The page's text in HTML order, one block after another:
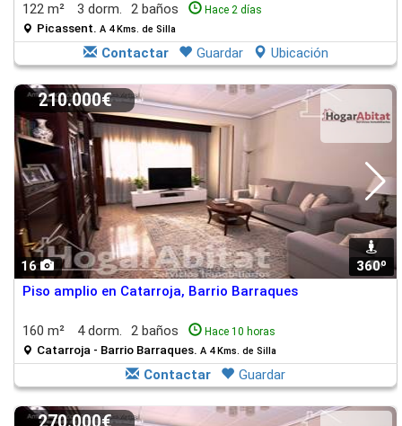
122 m²
3 dorm. 2 baños Hace 2 días
Picassent. A 4 Kms. de Silla
Contactar Guardar Ubicación
16 1
360º
210.000€
Piso amplio en Catarroja, Barrio Barraques
160 m² 4 dorm. 2 baños Hace 10 horas
Catarroja - Barrio Barraques. A 4 Kms. de Silla
Contactar Guardar